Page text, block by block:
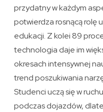
przydatny w każdym
potwierdza rosnącą rolę
edukacji. Z kolei 89
technologia daje im
okresach intensywnej
trend poszukiwania
Studenci uczą się w
podczas dojazdów,